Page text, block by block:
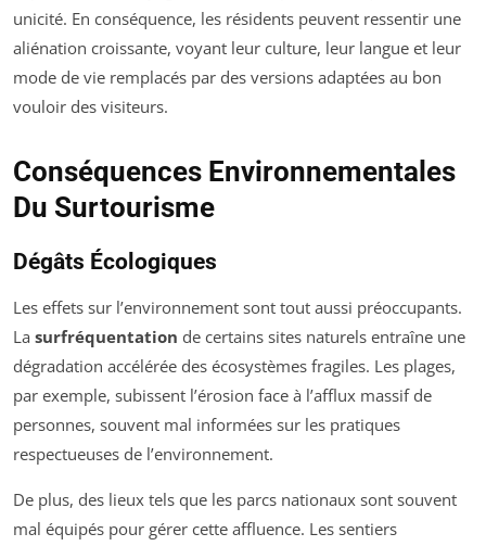
unicité. En conséquence, les résidents peuvent ressentir une
aliénation croissante, voyant leur culture, leur langue et leur
mode de vie remplacés par des versions adaptées au bon
vouloir des visiteurs.
Conséquences Environnementales
Du Surtourisme
Dégâts Écologiques
Les effets sur l’environnement sont tout aussi préoccupants.
La surfréquentation de certains sites naturels entraîne une
dégradation accélérée des écosystèmes fragiles. Les plages,
par exemple, subissent l’érosion face à l’afflux massif de
personnes, souvent mal informées sur les pratiques
respectueuses de l’environnement.
De plus, des lieux tels que les parcs nationaux sont souvent
mal équipés pour gérer cette affluence. Les sentiers